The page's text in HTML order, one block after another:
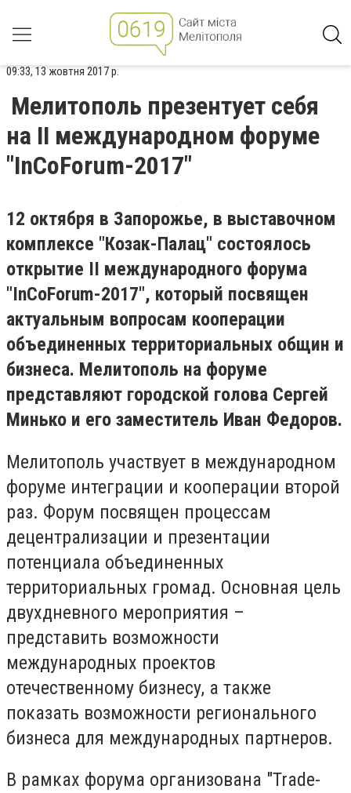
09:33, 13 жовтня 2017 р.
Мелитополь презентует себя
на II международном форуме
"InСoForum-2017"
12 октября в Запорожье, в выставочном
комплексе "Козак-Палац" состоялось
открытие II международного форума
"InCoForum-2017", который посвящен
актуальным вопросам кооперации
объединенных территориальных общин и
бизнеса. Мелитополь на форуме
представляют городской голова Сергей
Минько и его заместитель Иван Федоров.
Мелитополь участвует в международном
форуме интеграции и кооперации второй
раз. Форум посвящен процессам
децентрализации и презентации
потенциала объединенных
территориальных громад. Основная цель
двухдневного мероприятия –
представить возможности
международных проектов
отечественному бизнесу, а также
показать возможности регионального
бизнеса для международных партнеров.
В рамках форума организована "Trade-